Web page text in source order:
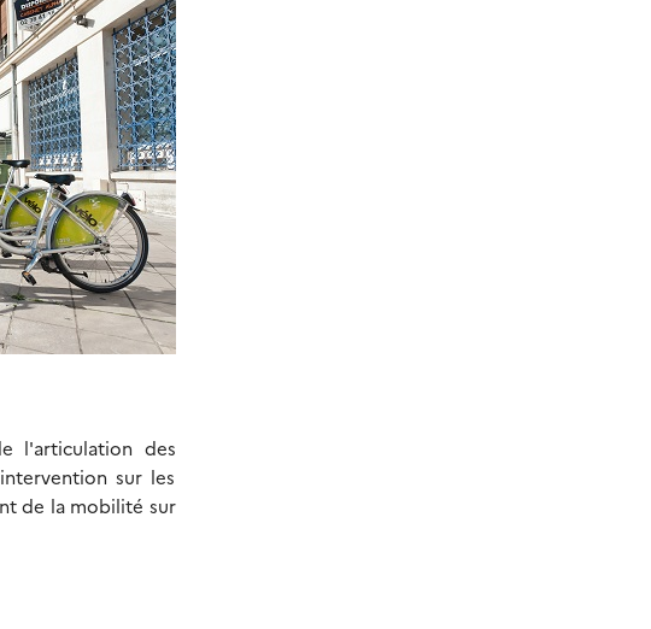
l'articulation des
sur les
de la mobilité sur